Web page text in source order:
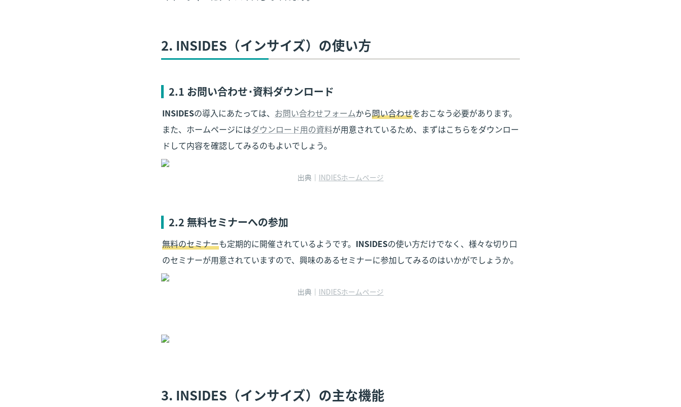
2. INSIDES（インサイズ）の使い方
2.1 お問い合わせ･資料ダウンロード
INSIDESの導入にあたっては、 お問い合わせフォームから問い合わせをおこなう必要があります。
また、ホームページにはダウンロード用の資料が用意されているため、まずはこちらをダウンロー
ドして内容を確認してみるのもよいでしょう。
出典｜ INDIESホームページ
2.2 無料セミナーへの参加
無料のセミナーも定期的に開催されているようです。 INSIDESの使い方だけでなく、様々な切り口
のセミナーが用意されていますので、興味のあるセミナーに参加してみるのはいかがでしょうか。
出典｜ INDIESホームページ
3. INSIDES（インサイズ）の主な機能